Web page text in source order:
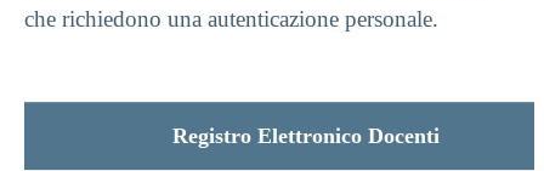
che richiedono una autenticazione personale.
Registro Elettronico Docenti